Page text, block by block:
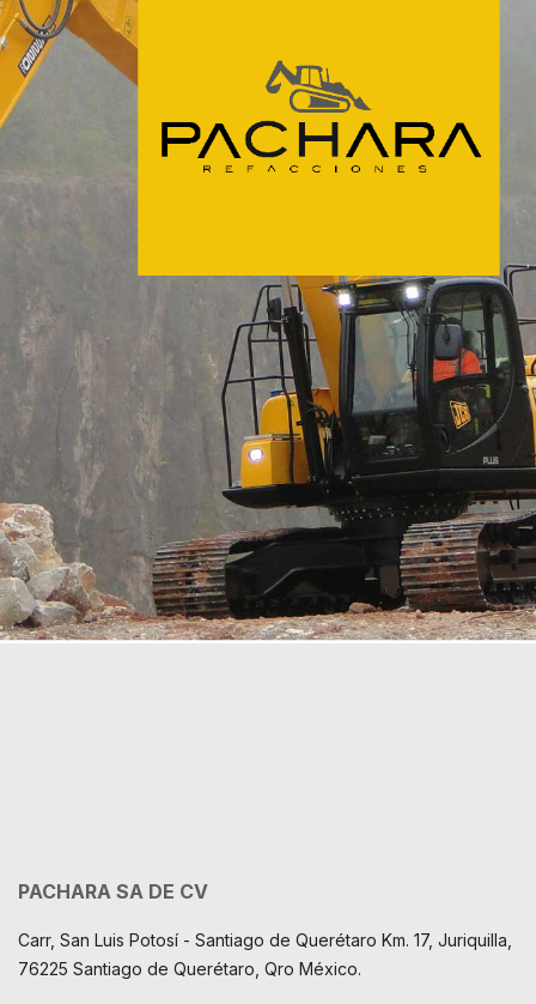
PACHARA SA DE CV
Carr, San Luis Potosí - Santiago de Querétaro Km. 17, Juriquilla,
76225 Santiago de Querétaro, Qro México.